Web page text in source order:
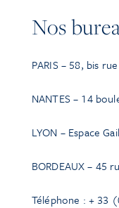
Nos
PARIS – 58, bis
NANTES – 14
LYON – Espace
BORDEAUX – 45
Téléphone : + 33